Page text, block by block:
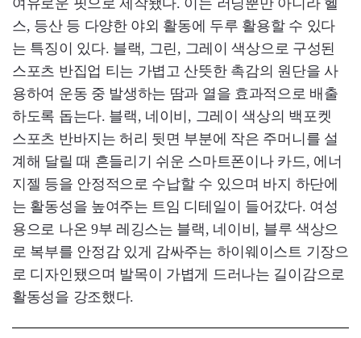
여유로운 핏으로 제작됐다. 이는 러닝뿐만 아니라 헬
스, 등산 등 다양한 야외 활동에 두루 활용할 수 있다
는 특징이 있다. 블랙, 그린, 그레이 색상으로 구성된
스포츠 반집업 티는 가볍고 산뜻한 촉감의 원단을 사
용하여 운동 중 발생하는 땀과 열을 효과적으로 배출
하도록 돕는다. 블랙, 네이비, 그레이 색상의 백포켓
스포츠 반바지는 허리 뒷면 부분에 작은 주머니를 설
계해 달릴 때 흔들리기 쉬운 스마트폰이나 카드, 에너
지젤 등을 안정적으로 수납할 수 있으며 바지 하단에
는 활동성을 높여주는 트임 디테일이 들어갔다. 여성
용으로 나온 9부 레깅스는 블랙, 네이비, 블루 색상으
로 복부를 안정감 있게 감싸주는 하이웨이스트 기장으
로 디자인됐으며 발목이 가볍게 드러나는 길이감으로
활동성을 강조했다.